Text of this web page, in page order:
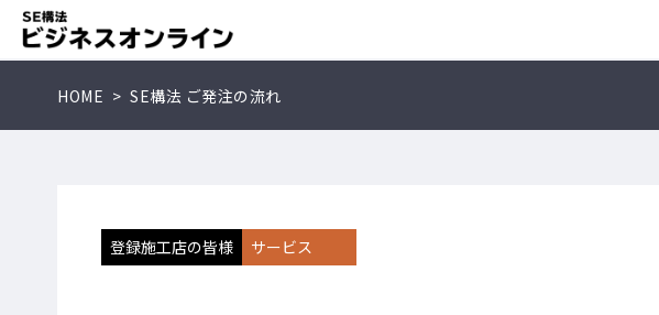
HOME SE構法 ご発注の流れ
登録施工店の皆様 サービス